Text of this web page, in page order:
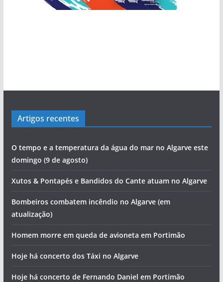
Artigos recentes
O tempo e a temperatura da água do mar no Algarve este
domingo (9 de agosto)
Xutos & Pontapés e Bandidos do Cante atuam no Algarve
Bombeiros combatem incêndio no Algarve (em
atualização)
Homem morre em queda de avioneta em Portimão
Hoje há concerto dos Táxi no Algarve
Hoje há concerto de Fernando Daniel em Portimão